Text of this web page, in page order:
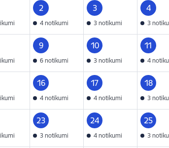
2
4 notikumi
3
3 notikumi
4
3
9
6 notikumi
10
3 notikumi
11
4
16
4 notikumi
17
4 notikumi
18
3
23
3 notikumi
24
4 notikumi
25
3